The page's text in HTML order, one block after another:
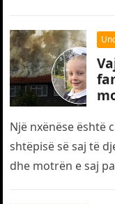
Një nxënëse është
shtëpisë së saj të
dhe motrën e saj